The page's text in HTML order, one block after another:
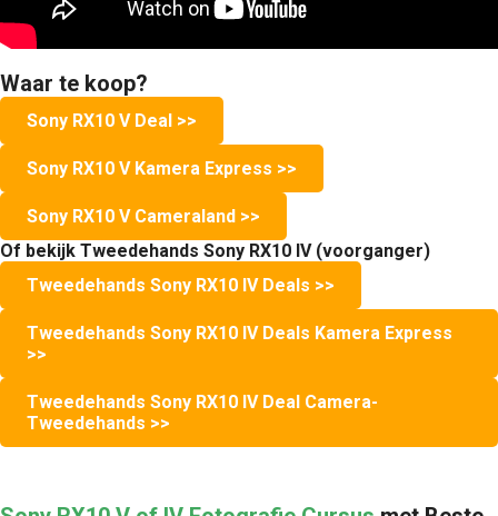
Waar te koop?
Sony RX10 V Deal >>
Sony RX10 V Kamera Express >>
Sony RX10 V Cameraland >>
Of bekijk Tweedehands Sony RX10 IV (voorganger)
Tweedehands Sony RX10 IV Deals >>
Tweedehands Sony RX10 IV Deals Kamera Express
>>
Tweedehands Sony RX10 IV Deal Camera-
Tweedehands >>